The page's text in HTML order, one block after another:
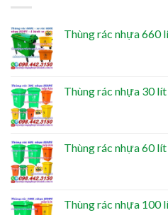
Thùng rác nhựa 660
Thùng rác nhựa 30
Thùng rác nhựa 60
Thùng rác nhựa 100